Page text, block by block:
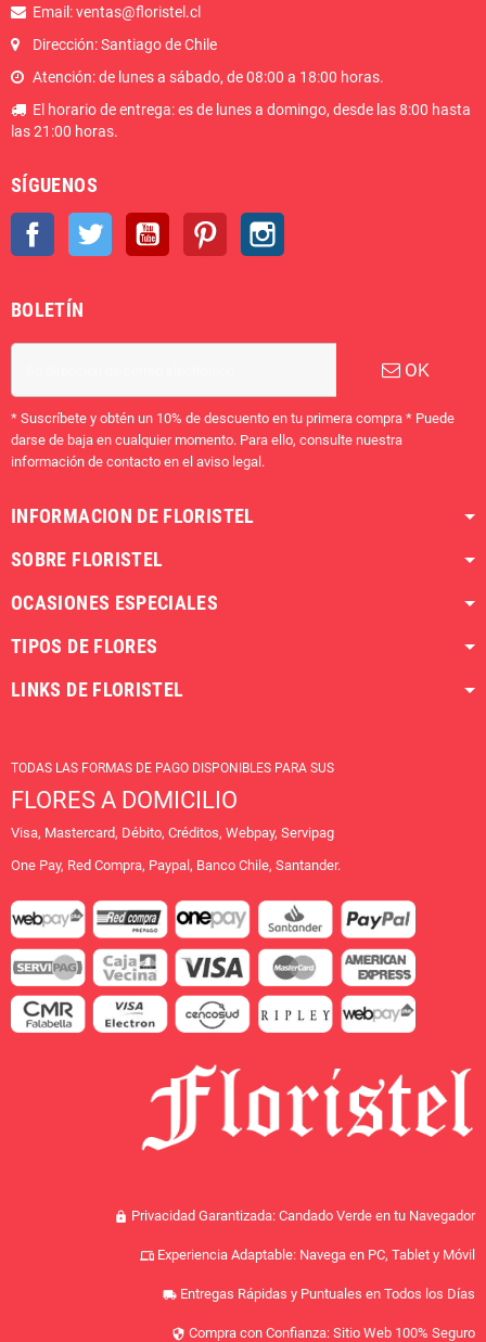
Email: ventas@floristel.cl
Dirección: Santiago de Chile
Atención: de lunes a sábado, de 08:00 a 18:00 horas.
El horario de entrega: es de lunes a domingo, desde las 8:00 hasta
las 21:00 horas.
SÍGUENOS
Facebook Twitter YouTube Pinterest
BOLETÍN
OK
* Suscríbete y obtén un 10% de descuento en tu primera compra * Puede
darse de baja en cualquier momento. Para ello, consulte nuestra
información de contacto en el aviso legal.
INFORMACION DE FLORISTEL
SOBRE FLORISTEL
OCASIONES ESPECIALES
TIPOS DE FLORES
LINKS DE FLORISTEL
TODAS LAS FORMAS DE PAGO DISPONIBLES PARA SUS
FLORES A DOMICILIO
Visa, Mastercard, Débito, Créditos, Webpay, Servipag
One Pay, Red Compra, Paypal, Banco Chile, Santander.
lock Privacidad Garantizada: Candado Verde en tu Navegador
devices Experiencia Adaptable: Navega en PC, Tablet y Móvil
local_shipping Entregas Rápidas y Puntuales en Todos los Días
security Compra con Confianza: Sitio Web 100% Seguro